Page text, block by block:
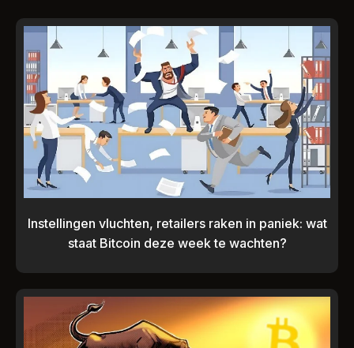
Instellingen vluchten, retailers raken in paniek: wat
staat Bitcoin deze week te wachten?